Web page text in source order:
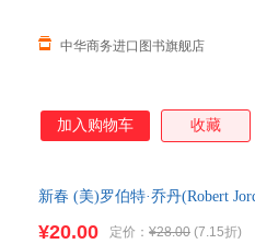
中华商务进口图书旗舰店
加入购物车 收藏
新春 (美)罗伯特·乔丹(Robert
¥20.00 定价： ¥28.00 (7.15折)